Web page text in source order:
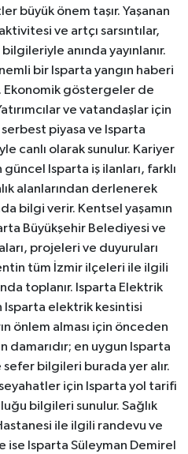
büyük önem taşır. Yaşanan
ve artçı sarsıntılar,
anında yayınlanır.
bir Isparta yangın haberi
Ekonomik göstergeler de
ve vatandaşlar için
serbest piyasa ve Isparta
canlı olarak sunulur. Kariyer
Isparta iş ilanları, farklı
alanlarından derlenerek
bilgi verir. Kentsel yaşamın
Büyükşehir Belediyesi ve
projeleri ve duyuruları
tüm İzmir ilçeleri ile ilgili
toplanır. Isparta Elektrik
Isparta elektrik kesintisi
önlem alması için önceden
damarıdır; en uygun Isparta
bilgileri burada yer alır.
için Isparta yol tarifi
bilgileri sunulur. Sağlık
ile ilgili randevu ve
Isparta Süleyman Demirel